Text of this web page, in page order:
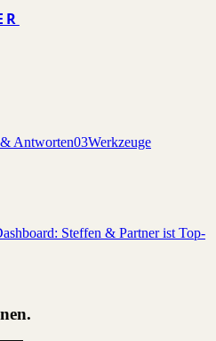
Antworten03Werkzeuge
Steffen & Partner ist Top-